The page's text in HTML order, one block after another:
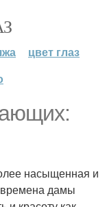
цвет глаз
насыщенная и
времена дамы